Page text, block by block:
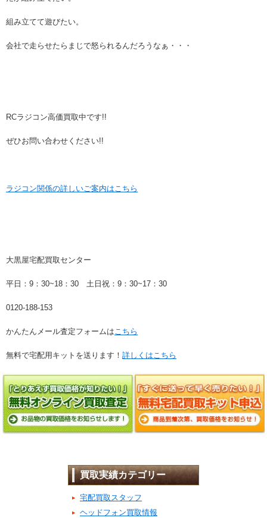
組み立てて遊びたい。
会社で走らせたらまじで怒られるんだろうなぁ・・・
RCラジコン高価買取中です!!
ぜひお問い合わせください!!
ラジコン関係の詳しいご案内はこちら
大黒屋宅配買取センター
平日：9：30~18：30 土日祝：9：30~17：30
0120-188-153
かんたんメール査定フォームは こちら
無料で宅配用キットを送ります！ 詳しくはこちら
買取実績カテゴリー
宅配買取スタッフ
ヘッドフォン買取情報